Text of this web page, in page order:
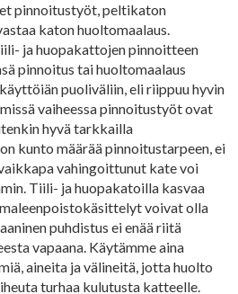
pinnoitustyöt, peltikaton
katon huoltomaalaus.
ja huopakattojen pinnoitteen
pinnoitus tai huoltomaalaus
puoliväliin, eli riippuu hyvin
vaiheessa pinnoitustyöt ovat
hyvä tarkkailla
kunto määrää pinnoitustarpeen, ei
vahingoittunut kate voi
Tiili- ja huopakatoilla kasvaa
voivat olla
puhdistus ei enää riitä
vapaana. Käytämme aina
aineita ja välineitä, jotta huolto
turhaa kulutusta katteelle.